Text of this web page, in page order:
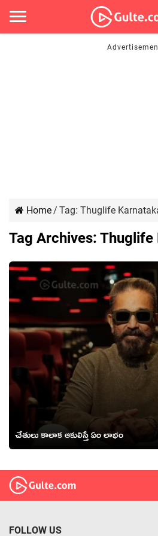
Home/ Tag: Thuglife
Tag Archives: Thuglife
చేతులు కాలాక ఆకులిస్తే ఏం లాభం
FOLLOW US